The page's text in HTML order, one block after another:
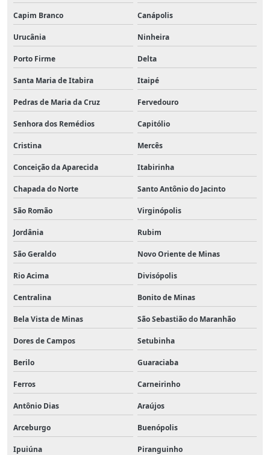
Capim Branco Canápolis
Urucânia Ninheira
Porto Firme Delta
Santa Maria de Itabira Itaipé
Pedras de Maria da Cruz Fervedouro
Senhora dos Remédios Capitólio
Cristina Mercês
Conceição da Aparecida Itabirinha
Chapada do Norte Santo Antônio do Jacinto
São Romão Virginópolis
Jordânia Rubim
São Geraldo Novo Oriente de Minas
Rio Acima Divisópolis
Centralina Bonito de Minas
Bela Vista de Minas São Sebastião do Maranhão
Dores de Campos Setubinha
Berilo Guaraciaba
Ferros Carneirinho
Antônio Dias Araújos
Arceburgo Buenópolis
Ipuiúna Piranguinho